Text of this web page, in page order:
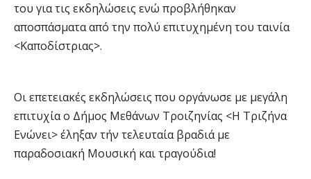
του για τις εκδηλώσεις ενώ προβλήθηκαν
αποσπάσματα από την πολύ επιτυχημένη του ταινία
<Καποδίστριας>.
Οι επετειακές εκδηλώσεις που οργάνωσε με μεγάλη
επιτυχία ο Δήμος Μεθάνων Τροιζηνίας <Η Τριζήνα
Ενώνει> έληξαν τήν τελευταία βραδιά με
παραδοσιακή Μουσική και τραγούδια!